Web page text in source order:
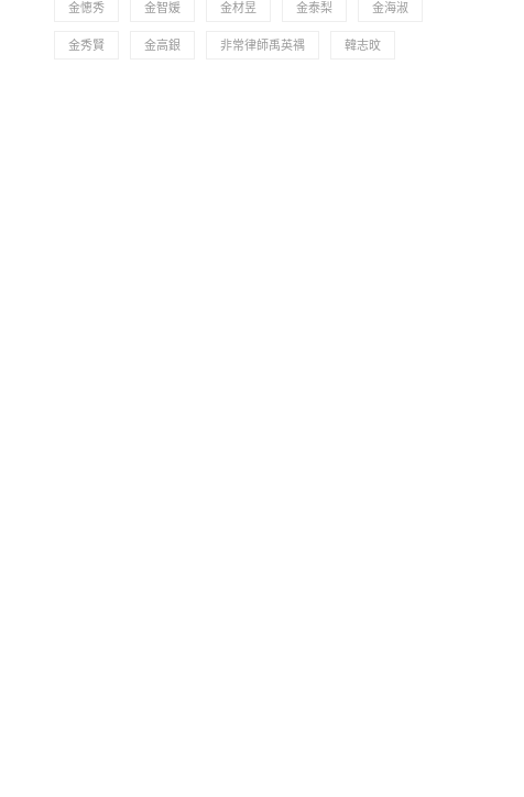
金憓秀 金智媛 金材昱 金泰梨 金海淑
金秀賢 金高銀 非常律師禹英禑 韓志旼